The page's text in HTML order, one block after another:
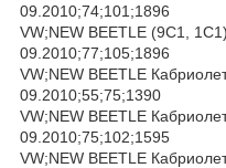
09.2010;74;101;1896
VW;NEW BEETLE (9C1,
09.2010;77;105;1896
VW;NEW BEETLE
09.2010;55;75;1390
VW;NEW BEETLE
09.2010;75;102;1595
VW;NEW BEETLE